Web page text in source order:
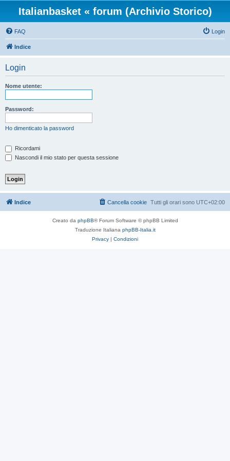
Italianbasket « forum (Archivio Storico)
FAQ Login
Indice
Login
Nome utente:
Password:
Ho dimenticato la password
Ricordami
Nascondi il mio stato per questa sessione
Indice Tutti gli orari sono UTC+02:00
Cancella cookie
Creato da phpBB® Forum Software © phpBB Limited
Traduzione Italiana phpBB-Italia.it
Privacy | Condizioni